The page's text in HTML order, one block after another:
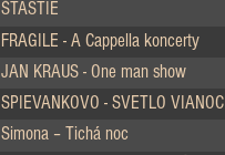
ŠŤASTIE
FRAGILE - A Cappella koncerty
JAN KRAUS - One man show
SPIEVANKOVO - SVETLO VIANOC
Simona – Tichá noc